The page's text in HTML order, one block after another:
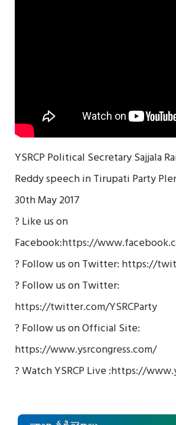
YSRCP Political Secretary Sajjala
Reddy speech in Tirupati Party
30th May 2017
? Like us on
Facebook:https://
? Follow us on Twitter:https://
? Follow us on Twitter:
https://twitter.com/YSRCParty
? Follow us on Official Site:
https://www.ysrcongress.com/
? Watch YSRCP Live :https://